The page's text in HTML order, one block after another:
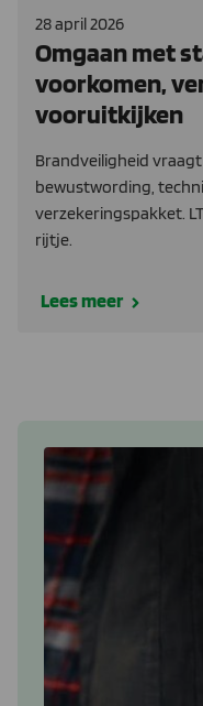
28 april 2026
Omgaan met
voorkomen,
vooruitkijken
Brandveiligheid
bewustwording,
verzekeringspakket.
rijtje.
Lees meer